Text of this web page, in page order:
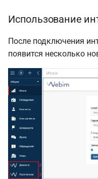
Использование
После подключения
появится несколько